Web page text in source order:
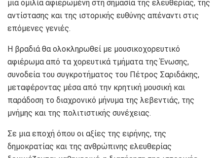
μια ομιλία αφιερωμένη στη σημασία της ελευθερίας, της
αντίστασης και της ιστορικής ευθύνης απέναντι στις
επόμενες γενιές.
Η βραδιά θα ολοκληρωθεί με μουσικοχορευτικό
αφιέρωμα από τα χορευτικά τμήματα της Ένωσης,
συνοδεία του συγκροτήματος του Πέτρος Σαριδάκης,
μεταφέροντας μέσα από την κρητική μουσική και
παράδοση το διαχρονικό μήνυμα της λεβεντιάς, της
μνήμης και της πολιτιστικής συνέχειας.
Σε μια εποχή όπου οι αξίες της ειρήνης, της
δημοκρατίας και της ανθρώπινης ελευθερίας